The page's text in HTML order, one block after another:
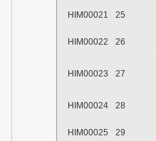
HIM00021 25
HIM00022 26
HIM00023 27
HIM00024 28
HIM00025 29